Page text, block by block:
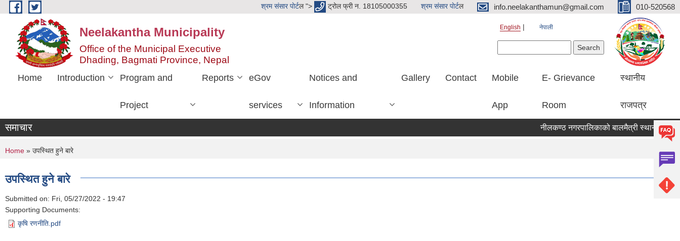
Skip to main content श्रम संसार पाेर्टल "> ट्रोल फ्री न. 18105000355 श्रम संसार पाेर्टल info.neelakanthamun@gmail.com 010-520568
Neelakantha Municipality
Office of the Municipal Executive
Dhading, Bagmati Province, Nepal
English नेपाली
Home Introduction Program and
Project
Reports eGov
services
Notices and
Information
Gallery Contact Mobile
App
E- Grievance
Room
स्थानीय
राजपत्र
समाचार नीलकण्ठ नगरपालिकाको बालमैत्री स्थानीय
You are here
Home » उपस्थित हुने बारे
उपस्थित हुने बारे
Submitted on: Fri, 05/27/2022 - 19:47
Supporting Documents:
कृषि रणनीति.pdf